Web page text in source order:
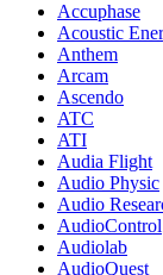
Accuphase
Acoustic
Anthem
Arcam
Ascendo
ATC
ATI
Audia Flight
Audio Physic
Audio
AudioControl
Audiolab
AudioQuest